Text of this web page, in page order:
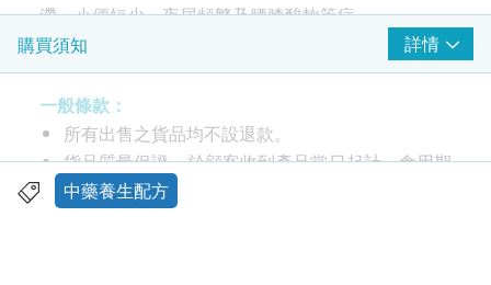
滯，小便短少，夜尿頻繁及腰膝酸軟等症
中成藥註冊編號: HKP-15967
服用方法
成人每日二次，每次一粒或按照醫生指示服用
成份
購買須知 詳情
一般條款：
所有出售之貨品均不設退款。
貨品質量保證，於顧客收到產品當日起計，食用期
應最少有12個月或以上。
中藥養生配方